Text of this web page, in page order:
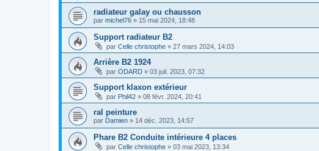
radiateur galay ou chausson
par michel76 » 15 mai 2024, 18:48
Support radiateur B2
par Celle christophe » 27 mars 2024, 14:03
Arrière B2 1924
par ODARD » 03 juil. 2023, 07:32
Support klaxon extérieur
par Phil42 » 08 févr. 2024, 20:41
ral peinture
par Damien » 14 déc. 2023, 14:57
Phare B2 Conduite intérieure 4 places
par Celle christophe » 03 mai 2023, 13:34